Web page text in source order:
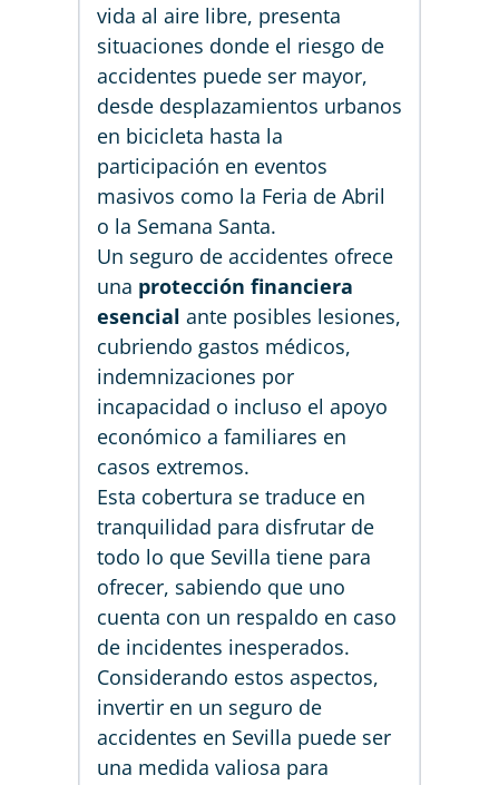
vida al aire libre, presenta
situaciones donde el riesgo de
accidentes puede ser mayor,
desde desplazamientos urbanos
en bicicleta hasta la
participación en eventos
masivos como la Feria de Abril
o la Semana Santa.
Un seguro de accidentes ofrece
una protección financiera
esencial ante posibles lesiones,
cubriendo gastos médicos,
indemnizaciones por
incapacidad o incluso el apoyo
económico a familiares en
casos extremos.
Esta cobertura se traduce en
tranquilidad para disfrutar de
todo lo que Sevilla tiene para
ofrecer, sabiendo que uno
cuenta con un respaldo en caso
de incidentes inesperados.
Considerando estos aspectos,
invertir en un seguro de
accidentes en Sevilla puede ser
una medida valiosa para